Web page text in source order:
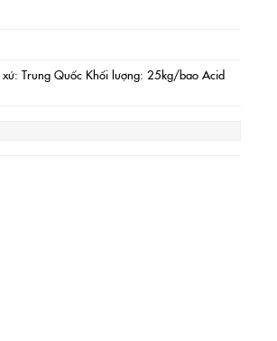
Trung Quốc Khối lượng: 25kg/bao Acid